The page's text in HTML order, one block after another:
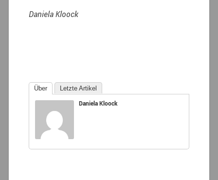
Daniela Kloock
Über Letzte Artikel
Daniela Kloock